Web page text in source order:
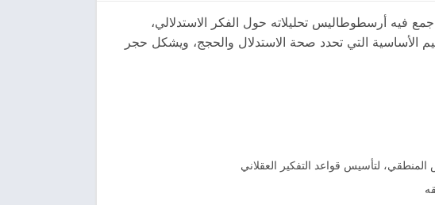
فيه أرسطوطاليس تحليلاته حول الفكر الاستدلالي،
الأساسية التي تحدد صحة الاستدلال والحجج، ويشكل حجر
لتأسيس قواعد التفكير العقلاني